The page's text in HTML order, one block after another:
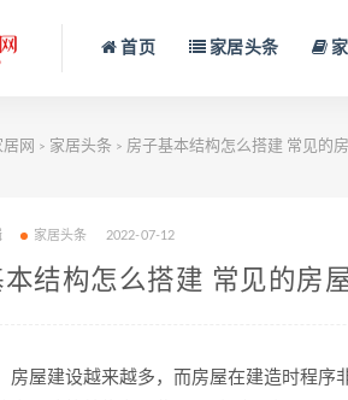
首页 家居头条
网 > 家居头条 > 房子基本结构怎么搭建 常见的
家居头条 2022-07-12
本结构怎么搭建 常见的房
建设越来越多，而房屋在建造时程序